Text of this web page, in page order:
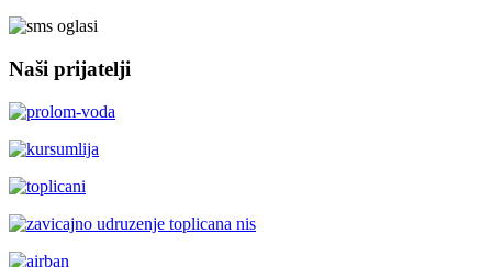
Naši prijatelji